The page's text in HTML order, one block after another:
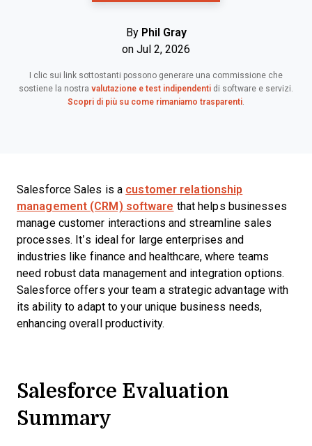
By Phil Gray
on Jul 2, 2026
I clic sui link sottostanti possono generare una commissione che
sostiene la nostra valutazione e test indipendenti di software e servizi.
Scopri di più su come rimaniamo trasparenti.
Salesforce Sales is a customer relationship
management (CRM) software that helps businesses
manage customer interactions and streamline sales
processes. It’s ideal for large enterprises and
industries like finance and healthcare, where teams
need robust data management and integration options.
Salesforce offers your team a strategic advantage with
its ability to adapt to your unique business needs,
enhancing overall productivity.
Salesforce Evaluation
Summary